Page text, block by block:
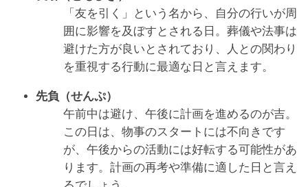
「友を引く」という名から、自分の行いが周
囲に影響を及ぼすとされる日。葬儀や法事は
避けた方が良いとされており、人との関わり
を重視する行動に最適な日と言えます。
先負（せんぷ）
午前中は避け、午後に計画を進めるのが吉。
この日は、物事のスタートには不向きです
が、午後からの活動には好転する可能性があ
ります。計画の再考や準備に適した日と言え